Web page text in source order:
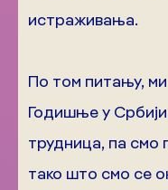
истраживања.
По том питању,
Годишње у
трудница, па смо
тако што смо се